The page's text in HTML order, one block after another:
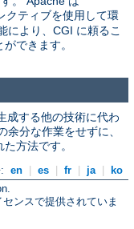
クティブを使用して環
により、CGI に頼るこ
できます。
成する他の技術に代わ
分な作業をせずに、
方法です。
en es fr ja
ko
センスで提供されていま